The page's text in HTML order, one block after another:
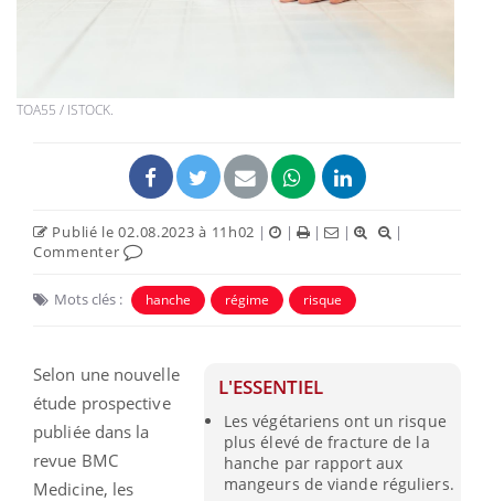
TOA55 / ISTOCK.
Publié le 02.08.2023 à 11h02 | | | |
|
Commenter
Mots clés : hanche régime risque
L'ESSENTIEL
Les végétariens ont un risque
plus élevé de fracture de la
hanche par rapport aux
mangeurs de viande réguliers.
Selon une nouvelle
étude prospective
publiée dans la
revue BMC
Medicine, les